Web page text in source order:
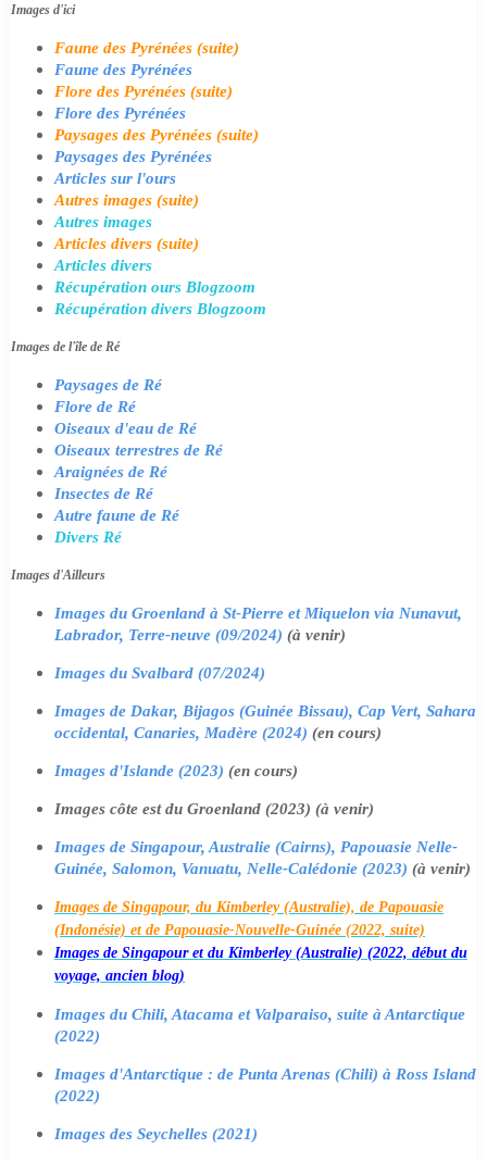
Images d'ici
Faune des Pyrénées (suite)
Faune des Pyrénées
Flore des Pyrénées (suite)
Flore des Pyrénées
Paysages des Pyrénées (suite)
Paysages des Pyrénées
Articles sur l'ours
Autres images (suite)
Autres images
Articles divers (suite)
Articles divers
Récupération ours Blogzoom
Récupération divers Blogzoom
Images de l'île de Ré
Paysages de Ré
Flore de Ré
Oiseaux d'eau de Ré
Oiseaux terrestres de Ré
Araignées de Ré
Insectes de Ré
Autre faune de Ré
Divers Ré
Images d'Ailleurs
Images du Groenland à St-Pierre et Miquelon via Nunavut,
Labrador, Terre-neuve (09/2024) (à venir)
Images du Svalbard (07/2024)
Images de Dakar, Bijagos (Guinée Bissau), Cap Vert, Sahara
occidental, Canaries, Madère (2024) (en cours)
Images d'Islande (2023) (en cours)
Images côte est du Groenland (2023) (à venir)
Images de Singapour, Australie (Cairns), Papouasie Nelle-
Guinée, Salomon, Vanuatu, Nelle-Calédonie (2023) (à venir)
Images de Singapour, du Kimberley (Australie), de Papouasie
(Indonésie) et de Papouasie-Nouvelle-Guinée (2022, suite)
Images de Singapour et du Kimberley (Australie) (2022, début du
voyage, ancien blog)
Images du Chili, Atacama et Valparaiso, suite à Antarctique
(2022)
Images d'Antarctique : de Punta Arenas (Chili) à Ross Island
(2022)
Images des Seychelles (2021)